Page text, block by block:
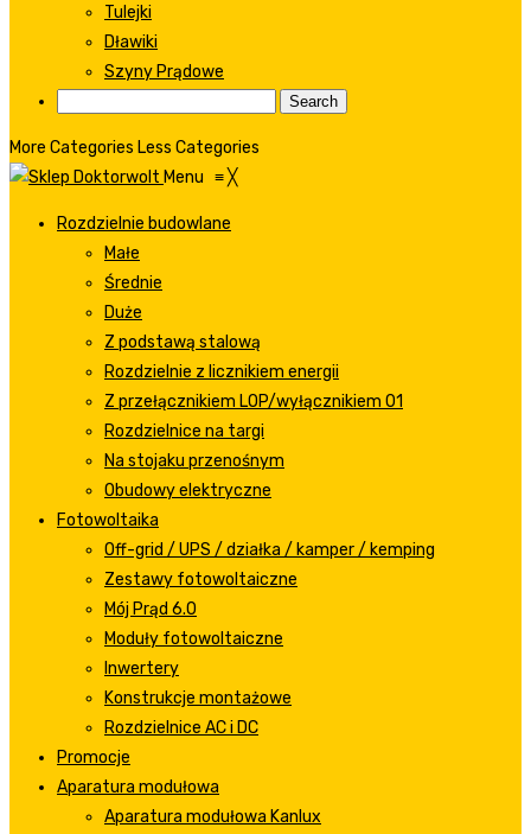
Tulejki
Dławiki
Szyny Prądowe
More Categories Less Categories
Menu ≡╳
Rozdzielnie budowlane
Małe
Średnie
Duże
Z podstawą stalową
Rozdzielnie z licznikiem energii
Z przełącznikiem LOP/wyłącznikiem 01
Rozdzielnice na targi
Na stojaku przenośnym
Obudowy elektryczne
Fotowoltaika
Off-grid / UPS / działka / kamper / kemping
Zestawy fotowoltaiczne
Mój Prąd 6.0
Moduły fotowoltaiczne
Inwertery
Konstrukcje montażowe
Rozdzielnice AC i DC
Promocje
Aparatura modułowa
Aparatura modułowa Kanlux